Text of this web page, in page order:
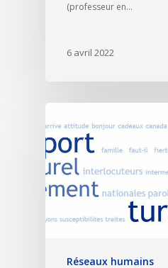
(professeur en…
6 avril 2022
Réseaux humains